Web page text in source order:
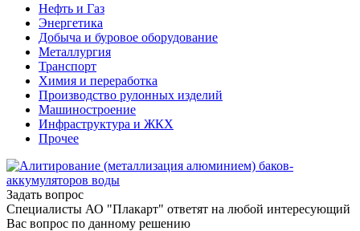
Нефть и Газ
Энергетика
Добыча и буровое оборудование
Металлургия
Транспорт
Химия и переработка
Производство рулонных изделий
Машиностроение
Инфраструктура и ЖКХ
Прочее
Задать вопрос
Специалисты АО "Плакарт" ответят на любой интересующий
Вас вопрос по данному решению